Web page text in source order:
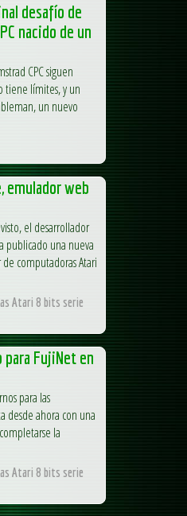
desafío de
nacido de un
CPC siguen
tiene límites, y un
un nuevo
emulador web
el desarrollador
publicado una nueva
computadoras Atari
Atari 8 bits serie
para FujiNet en
para las
desde ahora con una
la
Atari 8 bits serie